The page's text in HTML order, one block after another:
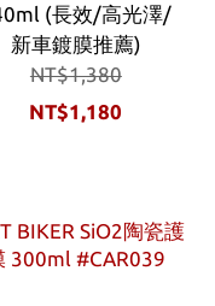
(長效/高光澤/
新車鍍膜推薦)
NT$1,380
NT$1,180